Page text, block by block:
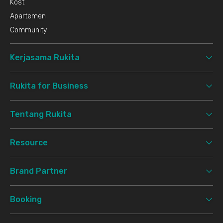
Kost
Apartemen
Community
Kerjasama Rukita
Rukita for Business
Tentang Rukita
Resource
Brand Partner
Booking